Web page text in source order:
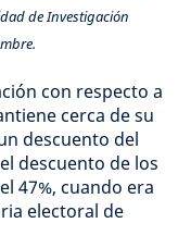
de Investigación
con respecto a
cerca de su
descuento del
descuento de los
47%, cuando era
electoral de